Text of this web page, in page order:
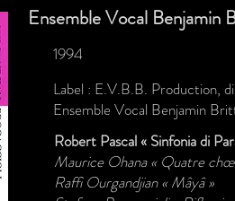
Ensemble Vocal Benjamin
1994
Label : E.V.B.B. Production,
Ensemble Vocal Benjamin
Robert Pascal « Sinfonia di
Maurice Ohana « Quatre
Raffi Ourgandjian « Mâyâ »